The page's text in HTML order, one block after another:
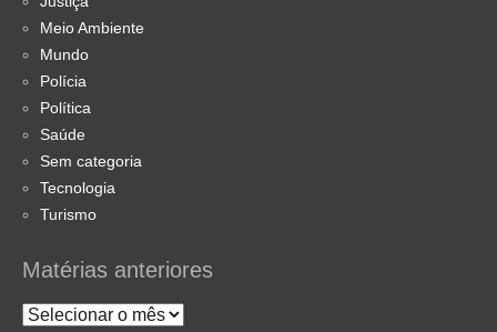
Meio Ambiente
Mundo
Polícia
Política
Saúde
Sem categoria
Tecnologia
Turismo
Matérias anteriores
Matérias